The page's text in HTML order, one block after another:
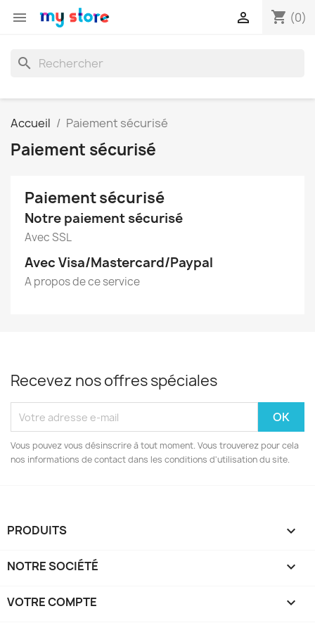
 shopping_cart (0)

search
Accueil Paiement sécurisé
Paiement sécurisé
Paiement sécurisé
Notre paiement sécurisé
Avec SSL
Avec Visa/Mastercard/Paypal
A propos de ce service
Recevez nos offres spéciales
Vous pouvez vous désinscrire à tout moment. Vous trouverez pour cela
nos informations de contact dans les conditions d'utilisation du site.
PRODUITS 
NOTRE SOCIÉTÉ 
VOTRE COMPTE 